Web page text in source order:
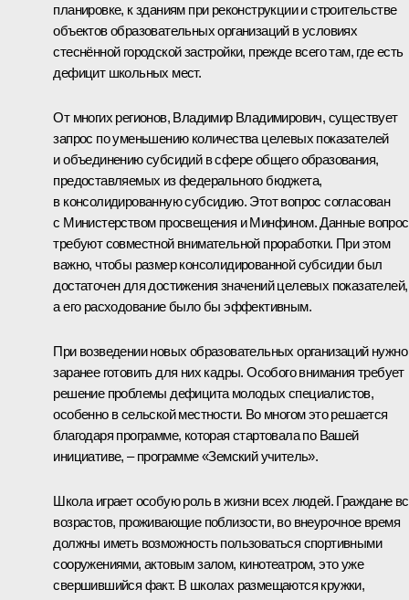
планировке, к зданиям при реконструкции и строительстве
объектов образовательных организаций в условиях
стеснённой городской застройки, прежде всего там, где есть
дефицит школьных мест.
От многих регионов, Владимир Владимирович, существует
запрос по уменьшению количества целевых показателей
и объединению субсидий в сфере общего образования,
предоставляемых из федерального бюджета,
в консолидированную субсидию. Этот вопрос согласован
с Министерством просвещения и Минфином. Данные
требуют совместной внимательной проработки. При этом
важно, чтобы размер консолидированной субсидии был
достаточен для достижения значений целевых показателей,
а его расходование было бы эффективным.
При возведении новых образовательных организаций нужно
заранее готовить для них кадры. Особого внимания требует
решение проблемы дефицита молодых специалистов,
особенно в сельской местности. Во многом это решается
благодаря программе, которая стартовала по Вашей
инициативе, – программе «Земский учитель».
Школа играет особую роль в жизни всех людей. Граждане
возрастов, проживающие поблизости, во внеурочное время
должны иметь возможность пользоваться спортивными
сооружениями, актовым залом, кинотеатром, это уже
свершившийся факт. В школах размещаются кружки,